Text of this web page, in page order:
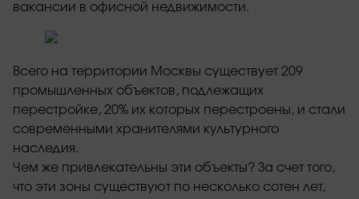
вакансии в офисной недвижимости.
Всего на территории Москвы существует 209
промышленных объектов, подлежащих
перестройке, 20% их которых перестроены, и стали
современными хранителями культурного
наследия.
Чем же привлекательны эти объекты? За счет того,
что эти зоны существуют по несколько сотен лет,